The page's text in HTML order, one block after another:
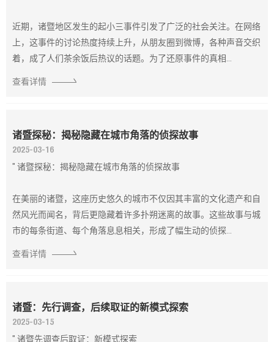
近期，诸暨地区发生的起小三事件引发了广泛的社会关注。在网络
上，这事件的讨论热度持续上升，从朋友圈到微博，各种声音交织
着，成了人们茶余饭后热议的话题。为了还原事件的真相...
查看详情
诸暨探秘：揭秘隐藏在城市角落的侦探故事
2025-03-16
" 诸暨探秘：揭秘隐藏在城市角落的侦探故事
在美丽的诸暨，这座历史悠久的城市不仅因其丰富的文化遗产和自
然风光而闻名，背后更隐藏着许多扑朔迷离的故事。这些故事与城
市的每条街道、每个角落息息相关，形成了幅生动的侦探...
查看详情
诸暨：先行调查，后续取证的新模式探索
2025-03-15
" 诸暨先调查后取证：新模式探索